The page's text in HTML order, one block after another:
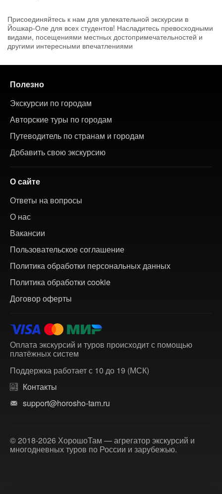
Присоединяйтесь к нам для увлекательной экскурсии в
Йошкар-Оле для всех студентов! Насладитесь превосходными
видами, посещениями местных достопримечательностей и
другими интересными впечатлениями
Полезно
Экскурсии по городам
Авторские туры по городам
Путеводитель по странам и городам
Добавить свою экскурсию
О сайте
Ответы на вопросы
О нас
Вакансии
Пользовательское соглашение
Политика обработки персональных данных
Политика обработки cookie
Договор оферты
Оплата экскурсий и туров происходит с помощью
платёжных систем
Поддержка работает с 10 до 19 (МСК)
Контакты
support@horosho-tam.ru
© 2018-2026 ХорошоТам — агрегатор экскурсий и
многодневных туров по России и зарубежью.